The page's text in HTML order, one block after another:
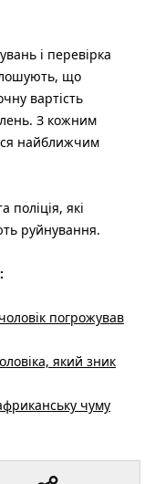
і перевірка
що
вартість
З кожним
найближчим
поліція, які
руйнування.
погрожував
який зник
чуму